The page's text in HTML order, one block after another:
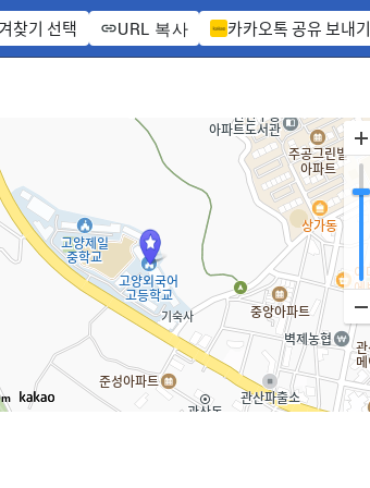
찾기 선택 URL 복사 카카오톡 공유 보내기